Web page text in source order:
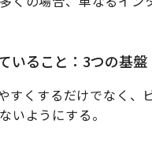
いること：3つの基盤
くするだけでなく、
いようにする。